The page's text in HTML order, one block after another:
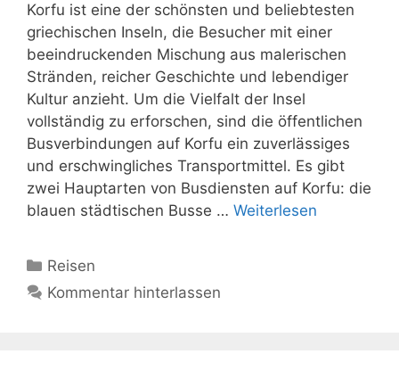
Korfu ist eine der schönsten und beliebtesten
griechischen Inseln, die Besucher mit einer
beeindruckenden Mischung aus malerischen
Stränden, reicher Geschichte und lebendiger
Kultur anzieht. Um die Vielfalt der Insel
vollständig zu erforschen, sind die öffentlichen
Busverbindungen auf Korfu ein zuverlässiges
und erschwingliches Transportmittel. Es gibt
zwei Hauptarten von Busdiensten auf Korfu: die
blauen städtischen Busse … Weiterlesen
Kategorien
Reisen
Kommentar hinterlassen